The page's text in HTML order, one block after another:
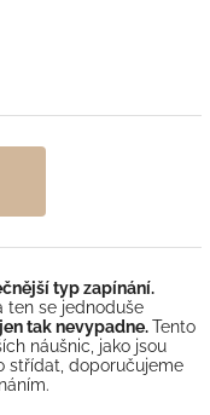
typ zapínání.
ten se jednoduše
jen tak nevypadne.Tento
náušnic, jako jsou
střídat, doporučujeme